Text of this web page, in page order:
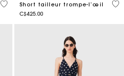
5 out of 5 Customer Rating
Short tailleur trompe-l’œil
C$425.00
5